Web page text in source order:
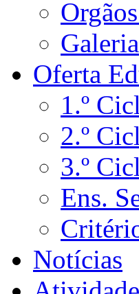
Galeria
Oferta
1.º
2.º
3.º
Ens.
Notícias